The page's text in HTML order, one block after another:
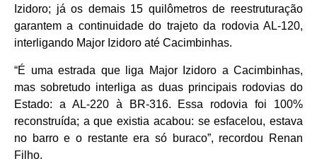
Izidoro; já os demais 15 quilômetros de reestruturação
garantem a continuidade do trajeto da rodovia AL-120,
interligando Major Izidoro até Cacimbinhas.
“É uma estrada que liga Major Izidoro a Cacimbinhas,
mas sobretudo interliga as duas principais rodovias do
Estado: a AL-220 à BR-316. Essa rodovia foi 100%
reconstruída; a que existia acabou: se esfacelou, estava
no barro e o restante era só buraco”, recordou Renan
Filho.